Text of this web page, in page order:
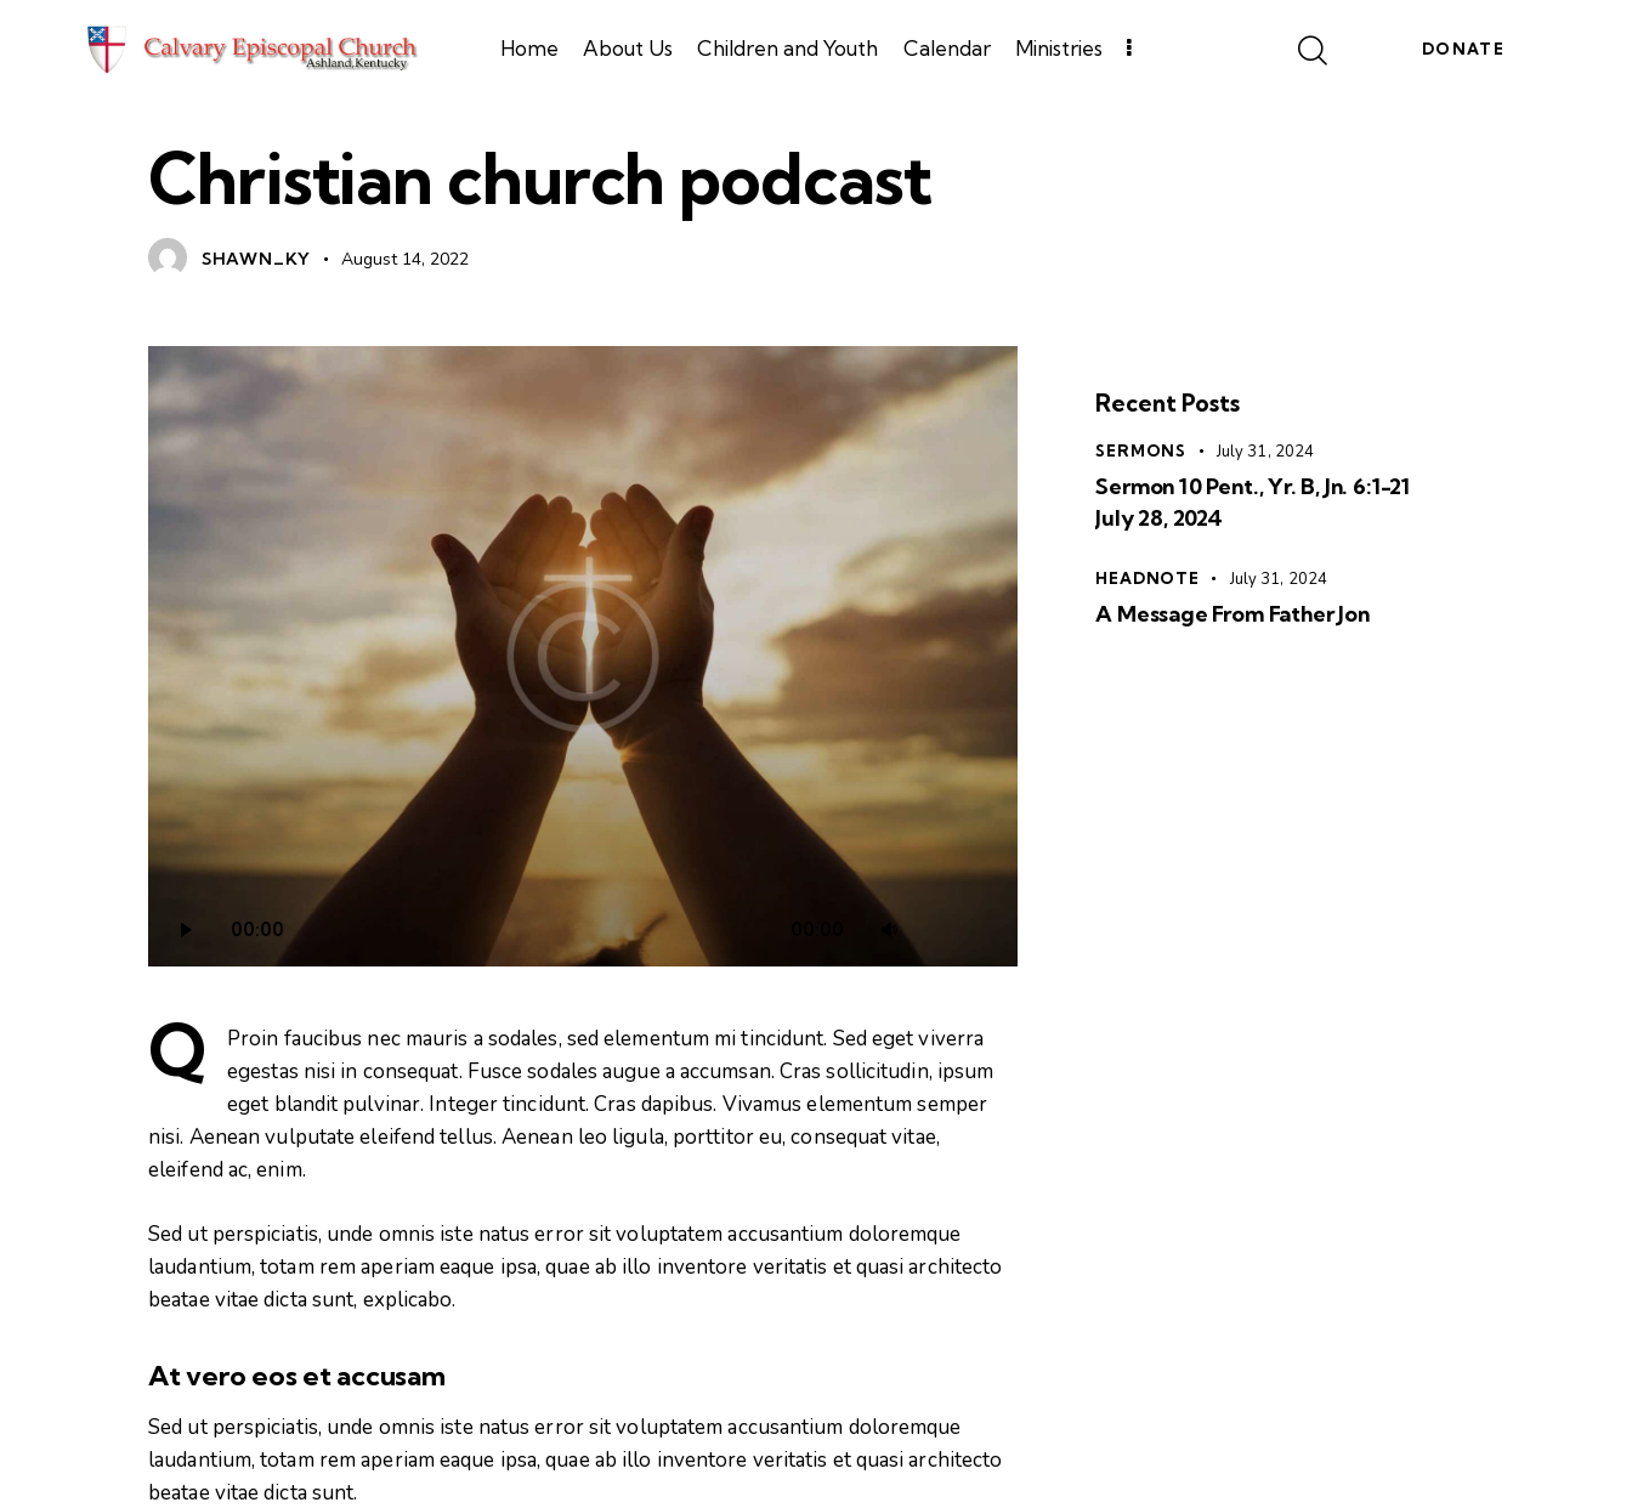
Home About Us Children and Youth Calendar Ministries DONATE
Christian church podcast
SHAWN_KY August 14, 2022
Player
00:00
to
increase
or
decrease
Q
Proin faucibus nec mauris a sodales, sed elementum mi tincidunt. Sed eget viverra
egestas nisi in consequat. Fusce sodales augue a accumsan. Cras sollicitudin, ipsum
eget blandit pulvinar. Integer tincidunt. Cras dapibus. Vivamus elementum semper
nisi. Aenean vulputate eleifend tellus. Aenean leo ligula, porttitor eu, consequat vitae,
eleifend ac, enim.
Sed ut perspiciatis, unde omnis iste natus error sit voluptatem accusantium doloremque
laudantium, totam rem aperiam eaque ipsa, quae ab illo inventore veritatis et quasi architecto
beatae vitae dicta sunt, explicabo.
At vero eos et accusam
Sed ut perspiciatis, unde omnis iste natus error sit voluptatem accusantium doloremque
laudantium, totam rem aperiam eaque ipsa, quae ab illo inventore veritatis et quasi architecto
beatae vitae dicta sunt.
Recent Posts
SERMONS July 31, 2024
Sermon 10 Pent., Yr. B, Jn. 6:1-21
July 28, 2024
HEADNOTE July 31, 2024
A Message From Father Jon